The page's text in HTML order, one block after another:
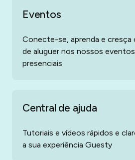
Eventos
Conecte-se, aprenda e cresça
de aluguer nos nossos
presenciais
Central de ajuda
Tutoriais e vídeos rápidos e
a sua experiência Guesty